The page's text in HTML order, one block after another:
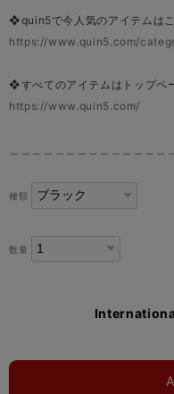
❖quin5で今人気のアイテムは
https://www.quin5.com/
❖すべてのアイテムはトップペ
https://www.quin5.com/
種類
数量